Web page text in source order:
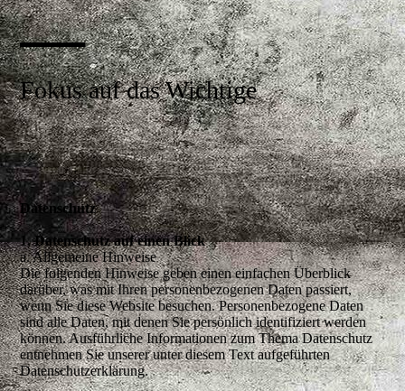
—
Fokus auf das Wichtige
Datenschutz
1. Datenschutz auf einen Blick
a. Allgemeine Hinweise
Die folgenden Hinweise geben einen einfachen Überblick
darüber, was mit Ihren personenbezogenen Daten passiert,
wenn Sie diese Website besuchen. Personenbezogene Daten
sind alle Daten, mit denen Sie persönlich identifiziert werden
können. Ausführliche Informationen zum Thema Datenschutz
entnehmen Sie unserer unter diesem Text aufgeführten
Datenschutzerklärung.